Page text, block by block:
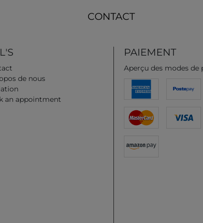
CONTACT
de nous
an appointment
PAIEMENT
Aperçu des modes de